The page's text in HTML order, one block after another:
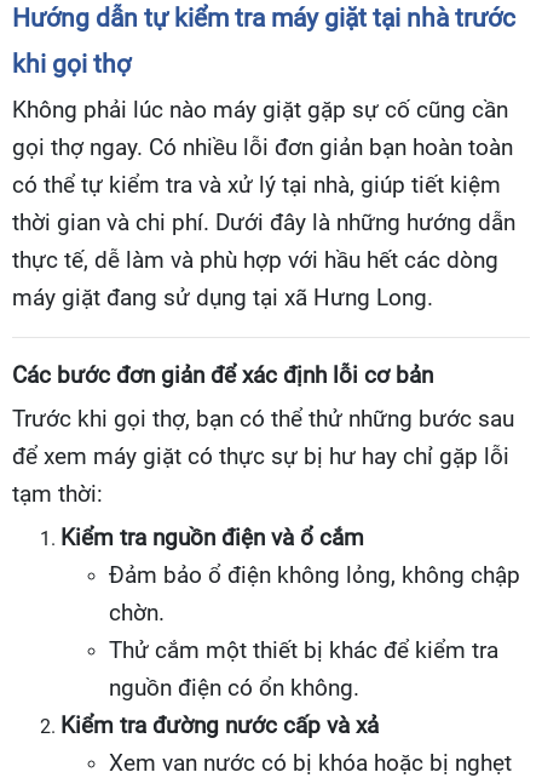
Hướng dẫn tự kiểm tra máy giặt tại nhà trước
khi gọi thợ
Không phải lúc nào máy giặt gặp sự cố cũng cần
gọi thợ ngay. Có nhiều lỗi đơn giản bạn hoàn toàn
có thể tự kiểm tra và xử lý tại nhà, giúp tiết kiệm
thời gian và chi phí. Dưới đây là những hướng dẫn
thực tế, dễ làm và phù hợp với hầu hết các dòng
máy giặt đang sử dụng tại xã Hưng Long.
Các bước đơn giản để xác định lỗi cơ bản
Trước khi gọi thợ, bạn có thể thử những bước sau
để xem máy giặt có thực sự bị hư hay chỉ gặp lỗi
tạm thời:
Kiểm tra nguồn điện và ổ cắm
Đảm bảo ổ điện không lỏng, không chập
chờn.
Thử cắm một thiết bị khác để kiểm tra
nguồn điện có ổn không.
Kiểm tra đường nước cấp và xả
Xem van nước có bị khóa hoặc bị nghẹt